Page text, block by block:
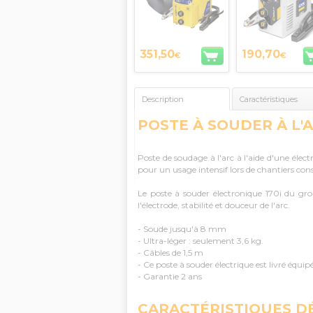
351,50€ 190,70€
Description Caractéristiques
POSTE À SOUDER À
Poste de soudage à l'arc à l'aide d'une
pour un usage intensif lors de chantiers
Le poste à souder électronique 170i du
l'électrode, stabilité et douceur de l'arc.
- Soude jusqu'à 8 mm
- Ultra-léger : seulement 3,6 kg.
- Câbles de 1,5 m
- Ce poste à souder électrique est livré
- Garantie 2 ans
CARACTÉRISTIQUES